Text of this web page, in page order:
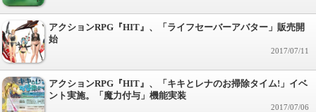
アクションRPG『HIT』、「ライフセーバーアバター」販売開
始
2017/07/11
アクションRPG『HIT』、「キキとレナのお掃除タイム!」イベ
ント実施。「魔力付与」機能実装
2017/07/06